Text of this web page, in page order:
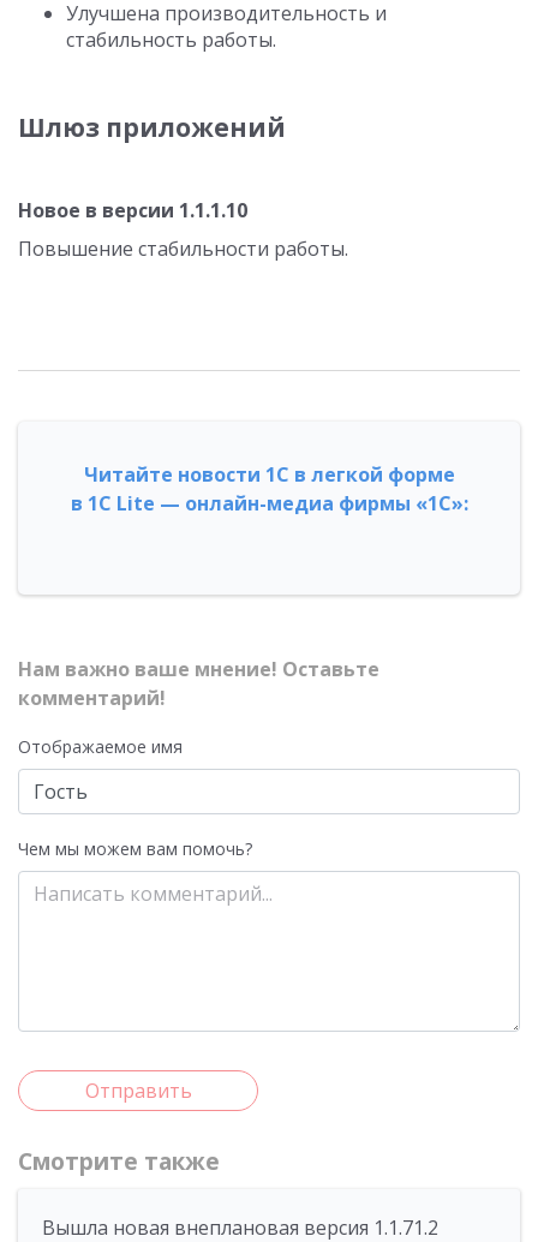
Улучшена производительность и
стабильность работы.
Шлюз приложений
Новое в версии 1.1.1.10
Повышение стабильности работы.
Читайте новости 1С в легкой форме
в 1С Lite — онлайн-медиа фирмы «1С»:
Нам важно ваше мнение! Оставьте
комментарий!
Отображаемое имя
Чем мы можем вам помочь?
Отправить
Смотрите также
Вышла новая внеплановая версия 1.1.71.2